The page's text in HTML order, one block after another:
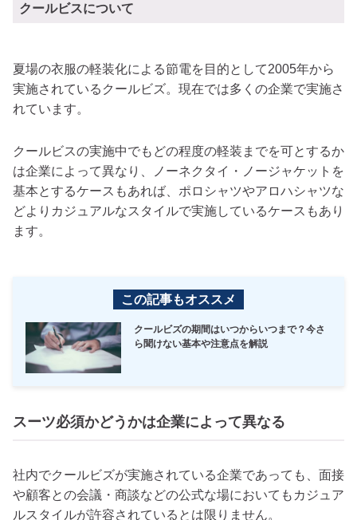
クールビスについて
夏場の衣服の軽装化による節電を目的として2005年から
実施されているクールビズ。現在では多くの企業で実施さ
れています。
クールビスの実施中でもどの程度の軽装までを可とするか
は企業によって異なり、ノーネクタイ・ノージャケットを
基本とするケースもあれば、ポロシャツやアロハシャツな
どよりカジュアルなスタイルで実施しているケースもあり
ます。
この記事もオススメ
クールビズの期間はいつからいつまで？今さ
ら聞けない基本や注意点を解説
スーツ必須かどうかは企業によって異なる
社内でクールビズが実施されている企業であっても、面接
や顧客との会議・商談などの公式な場においてもカジュア
ルスタイルが許容されているとは限りません。